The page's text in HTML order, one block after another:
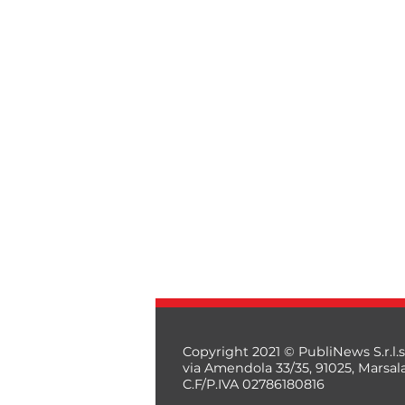
Copyright 2021 © PubliNews
via Amendola 33/35, 91025,
C.F/P.IVA 02786180816